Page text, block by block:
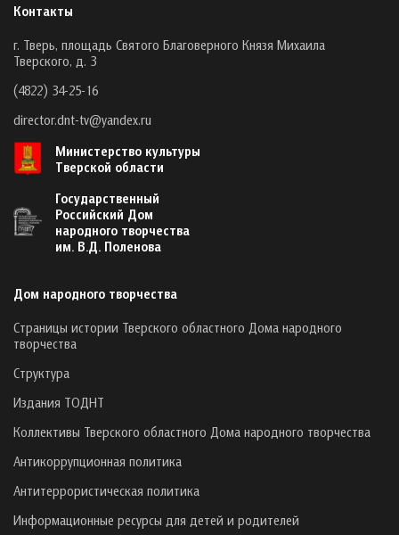
Контакты
г. Тверь, площадь Святого Благоверного Князя Михаила
Тверского, д. 3
(4822) 34-25-16
director.dnt-tv@yandex.ru
Министерство культуры
Тверской области
Государственный
Российский Дом
народного творчества
им. В.Д. Поленова
Дом народного творчества
Страницы истории Тверского областного Дома народного
творчества
Структура
Издания ТОДНТ
Коллективы Тверского областного Дома народного творчества
Антикоррупционная политика
Антитеррористическая политика
Информационные ресурсы для детей и родителей